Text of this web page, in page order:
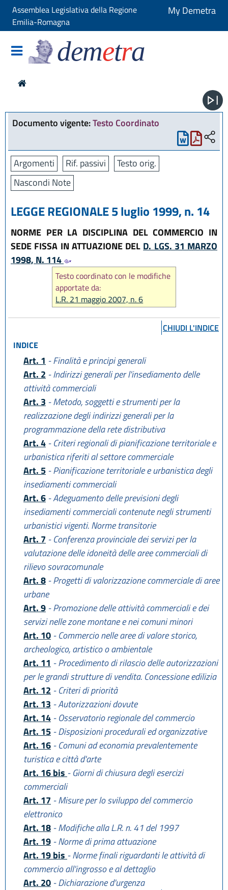
Assemblea Legislativa della Regione
Emilia-Romagna
My Demetra
demetra
Documento vigente:Testo Coordinato
Argomenti Rif. passivi
Testo orig.
Nascondi Note
LEGGE REGIONALE 5 luglio 1999, n. 14
NORME PER LA DISCIPLINA DEL COMMERCIO IN
SEDE FISSA IN ATTUAZIONE DEL D. LGS. 31 MARZO
1998, N. 114
Testo coordinato con le modifiche
apportate da:
L.R. 21 maggio 2007, n. 6
CHIUDI L'INDICE
INDICE
Art. 1 - Finalità e principi generali
Art. 2 - Indirizzi generali per l'insediamento delle
attività commerciali
Art. 3 - Metodo, soggetti e strumenti per la
realizzazione degli indirizzi generali per la
programmazione della rete distributiva
Art. 4 - Criteri regionali di pianificazione territoriale e
urbanistica riferiti al settore commerciale
Art. 5 - Pianificazione territoriale e urbanistica degli
insediamenti commerciali
Art. 6 - Adeguamento delle previsioni degli
insediamenti commerciali contenute negli strumenti
urbanistici vigenti. Norme transitorie
Art. 7 - Conferenza provinciale dei servizi per la
valutazione delle idoneità delle aree commerciali di
rilievo sovracomunale
Art. 8 - Progetti di valorizzazione commerciale di aree
urbane
Art. 9 - Promozione delle attività commerciali e dei
servizi nelle zone montane e nei comuni minori
Art. 10 - Commercio nelle aree di valore storico,
archeologico, artistico o ambientale
Art. 11 - Procedimento di rilascio delle autorizzazioni
per le grandi strutture di vendita. Concessione edilizia
Art. 12 - Criteri di priorità
Art. 13 - Autorizzazioni dovute
Art. 14 - Osservatorio regionale del commercio
Art. 15 - Disposizioni procedurali ed organizzative
Art. 16 - Comuni ad economia prevalentemente
turistica e città d'arte
Art. 16 bis - Giorni di chiusura degli esercizi
commerciali
Art. 17 - Misure per lo sviluppo del commercio
elettronico
Art. 18 - Modifiche alla L.R. n. 41 del 1997
Art. 19 - Norme di prima attuazione
Art. 19 bis - Norme finali riguardanti le attività di
commercio all'ingrosso e al dettaglio
Art. 20 - Dichiarazione d'urgenza